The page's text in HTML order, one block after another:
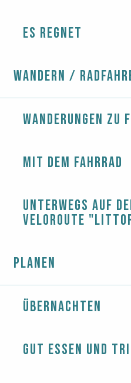
Es regnet
Wandern /
Wanderungen zu
Mit dem Fahrrad
Unterwegs auf
Veloroute
Planen
Übernachten
Gut essen und
UNS
herunterladen